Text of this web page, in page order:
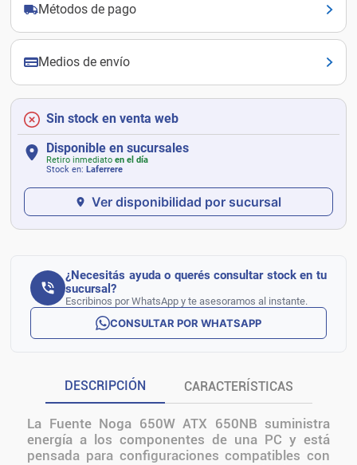
Métodos de pago
Medios de envío
Sin stock en venta web
Disponible en sucursales
Retiro inmediato en el día
Stock en: Laferrere
Ver disponibilidad por sucursal
¿Necesitás ayuda o querés consultar stock en tu
sucursal?
Escribinos por WhatsApp y te asesoramos al instante.
CONSULTAR POR WHATSAPP
DESCRIPCIÓN CARACTERÍSTICAS
La Fuente Noga 650W ATX 650NB suministra
energía a los componentes de una PC y está
pensada para configuraciones compatibles con